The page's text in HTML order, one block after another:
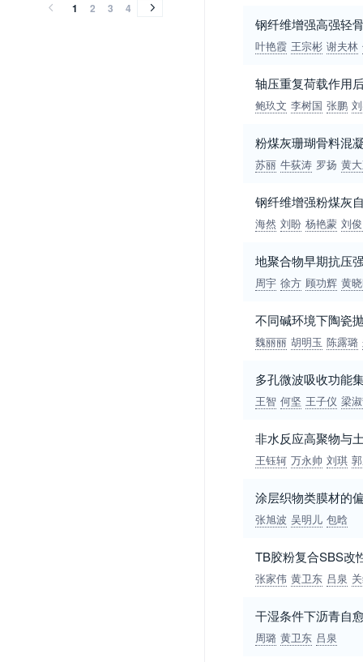
1 2 3 4
钢纤维增强高强轻
叶艳霞 王宗彬 谢夫林
轴压重复荷载作用
鲍玖文 李树国 张鹏
粉煤灰珊瑚骨料混
苏丽 牛荻涛 罗扬 黄
钢纤维增强粉煤灰
海然 刘盼 杨艳蒙 刘
地聚合物早期抗压
周宇 徐方 顾功辉 黄
不同碱环境下陶瓷
魏丽丽 胡明玉 陈露璐
多孔微波吸收功能
王智 何坚 王子仪 梁
非水反应高聚物与
王钰轲 万永帅 刘琪
涂层织物类膜材的
张旭波 吴明儿 包晗
TB胶粉复合SBS改
张家伟 黄卫东 吕泉
干湿条件下沥青自
周璐 黄卫东 吕泉